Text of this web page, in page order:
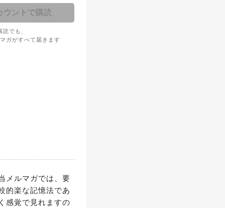
ウントで購読
でも、
ガがすべて届きます
メルマガでは、要
的楽な記憶法であ
感覚で見れますの